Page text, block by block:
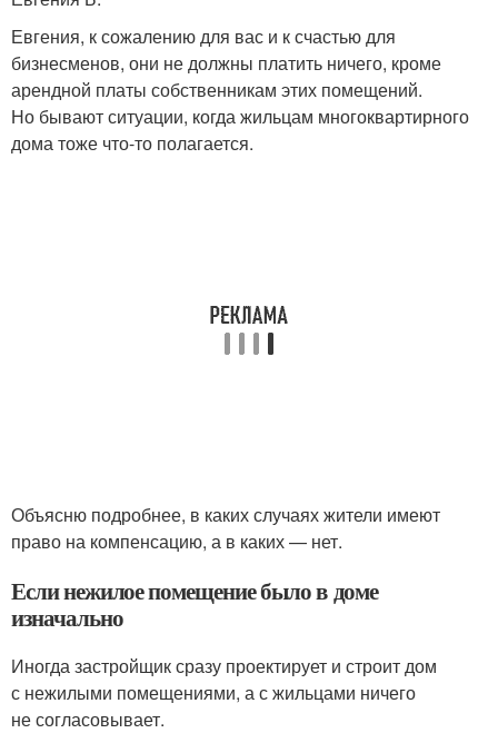
Евгения, к сожалению для вас и к счастью для
бизнесменов, они не должны платить ничего, кроме
арендной платы собственникам этих помещений.
Но бывают ситуации, когда жильцам многоквартирного
дома тоже что-то полагается.
Объясню подробнее, в каких случаях жители имеют
право на компенсацию, а в каких — нет.
Если нежилое помещение было в доме
изначально
Иногда застройщик сразу проектирует и строит дом
с нежилыми помещениями, а с жильцами ничего
не согласовывает.